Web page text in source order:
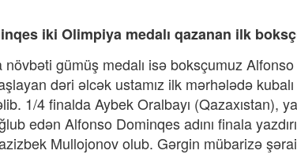
iki Olimpiya medalı qazanan ilk
növbəti gümüş medalı isə boksçumuz
dəri əlcək ustamız ilk mərhələdə
1/4 finalda Aybek Oralbayı (Qazaxıstan),
edən Alfonso Dominqes adını finala
Mullojonov olub. Gərgin mübarizə